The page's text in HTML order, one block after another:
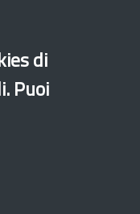
di
Puoi